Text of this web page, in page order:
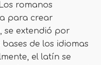
romanos
para crear
se extendió por
de los idiomas
el latín se